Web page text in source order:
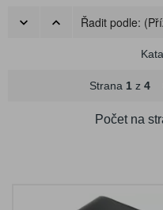
Řadit podle:
Strana 1z 4
Počet na